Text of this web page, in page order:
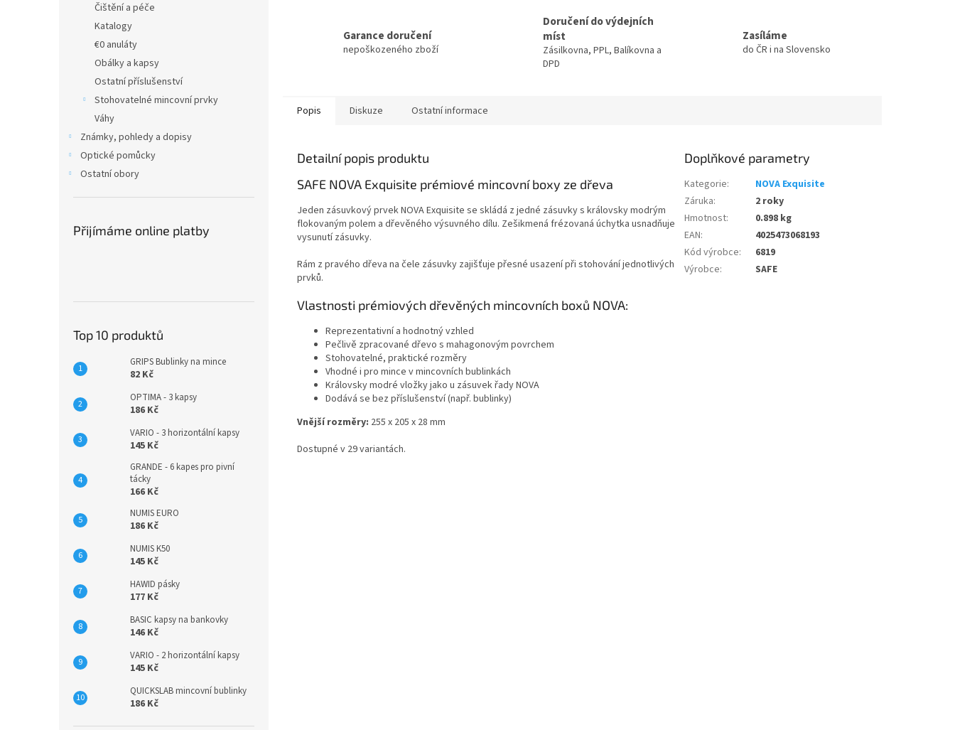
Čištění a péče
Katalogy
€0 anuláty
Obálky a kapsy
Ostatní příslušenství
Stohovatelné mincovní prvky
Váhy
Známky, pohledy a dopisy
Optické pomůcky
Ostatní obory
Přijímáme online platby
Top 10 produktů
GRIPS Bublinky na mince
82 Kč
OPTIMA - 3 kapsy
186 Kč
VARIO - 3 horizontální kapsy
145 Kč
GRANDE - 6 kapes pro pivní
tácky
166 Kč
NUMIS EURO
186 Kč
NUMIS K50
145 Kč
HAWID pásky
177 Kč
BASIC kapsy na bankovky
146 Kč
VARIO - 2 horizontální kapsy
145 Kč
QUICKSLAB mincovní bublinky
186 Kč
Garance doručení
nepoškozeného zboží
Doručení do výdejních
míst
Zásilkovna, PPL, Balíkovna a
DPD
Zasíláme
do ČR i na Slovensko
Popis Diskuze Ostatní informace
Detailní popis produktu
SAFE NOVA Exquisite prémiové mincovní boxy ze dřeva
Jeden zásuvkový prvek NOVA Exquisite se skládá z jedné zásuvky s královsky modrým
flokovaným polem a dřevěného výsuvného dílu. Zešikmená frézovaná úchytka usnadňuje
vysunutí zásuvky.
Rám z pravého dřeva na čele zásuvky zajišťuje přesné usazení při stohování jednotlivých
prvků.
Vlastnosti prémiových dřevěných mincovních boxů NOVA:
Reprezentativní a hodnotný vzhled
Pečlivě zpracované dřevo s mahagonovým povrchem
Stohovatelné, praktické rozměry
Vhodné i pro mince v mincovních bublinkách
Královsky modré vložky jako u zásuvek řady NOVA
Dodává se bez příslušenství (např. bublinky)
Vnější rozměry: 255 x 205 x 28 mm
Dostupné v 29 variantách.
Doplňkové parametry
Kategorie:
NOVA Exquisite
Záruka:
2 roky
Hmotnost:
0.898 kg
EAN:
4025473068193
Kód výrobce:
6819
Výrobce: SAFE